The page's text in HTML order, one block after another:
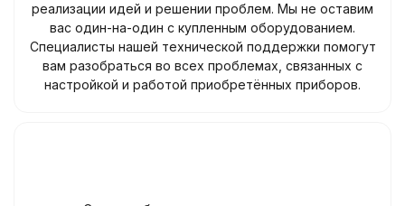
реализации идей и решении проблем. Мы не оставим
вас один-на-один с купленным оборудованием.
Специалисты нашей технической поддержки помогут
вам разобраться во всех проблемах, связанных с
настройкой и работой приобретённых приборов.